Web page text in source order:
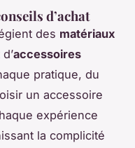
d’achat
des matériaux
accessoires
pratique, du
un accessoire
expérience
la complicité